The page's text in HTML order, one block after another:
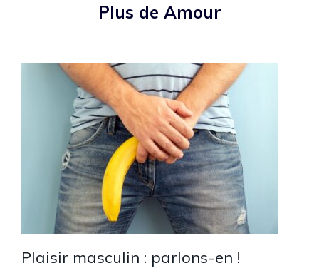
Plus de Amour
Plaisir masculin : parlons-en !